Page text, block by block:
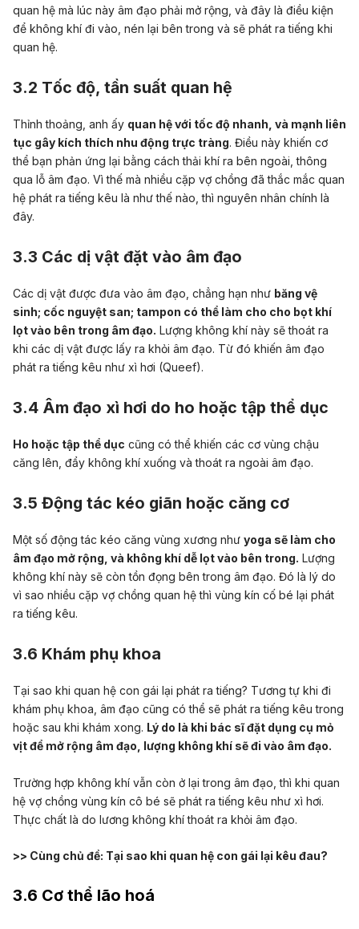
quan hệ mà lúc này âm đạo phải mở rộng, và đây là điều kiện
để không khí đi vào, nén lại bên trong và sẽ phát ra tiếng khi
quan hệ.
3.2 Tốc độ, tần suất quan hệ
Thỉnh thoảng, anh ấy quan hệ với tốc độ nhanh , và mạnh liên
tục gây kích thích nhu động trực tràng. Điều này khiến cơ
thể bạn phản ứng lại bằng cách thải khí ra bên ngoài, thông
qua lỗ âm đạo. Vì thế mà nhiều cặp vợ chồng đã thắc mắc quan
hệ phát ra tiếng kêu là như thế nào, thì nguyên nhân chính là
đây.
3.3 Các dị vật đặt vào âm đạo
Các dị vật được đưa vào âm đạo, chẳng hạn như băng vệ
sinh; cốc nguyệt san; tampon có thể làm cho cho bọt khí
lọt vào bên trong âm đạo. Lượng không khí này sẽ thoát ra
khi các dị vật được lấy ra khỏi âm đạo. Từ đó khiến âm đạo
phát ra tiếng kêu như xì hơi (Queef).
3.4 Âm đạo xì hơi do ho hoặc tập thể dục
Ho hoặc tập thể dục cũng có thể khiến các cơ vùng chậu
căng lên, đẩy không khí xuống và thoát ra ngoài âm đạo.
3.5 Động tác kéo giãn hoặc căng cơ
Một số động tác kéo căng vùng xương như yoga sẽ làm cho
âm đạo mở rộng, và không khí dễ lọt vào bên trong. Lượng
không khí này sẽ còn tồn đọng bên trong âm đạo. Đó là lý do
vì sao nhiều cặp vợ chồng quan hệ thì vùng kín cố bé lại phát
ra tiếng kêu.
3.6 Khám phụ khoa
Tại sao khi quan hệ con gái lại phát ra tiếng? Tương tự khi đi
khám phụ khoa, âm đạo cũng có thể sẽ phát ra tiếng kêu trong
hoặc sau khi khám xong. Lý do là khi bác sĩ đặt dụng cụ mỏ
vịt để mở rộng âm đạo, lượng không khí sẽ đi vào âm đạo.
Trường hợp không khí vẫn còn ở lại trong âm đạo, thì khi quan
hệ vợ chồng vùng kín cô bé sẽ phát ra tiếng kêu như xì hơi.
Thực chất là do lương không khí thoát ra khỏi âm đạo.
>> Cùng chủ đề: Tại sao khi quan hệ con gái lại kêu đau?
3.6 Cơ thể lão hoá